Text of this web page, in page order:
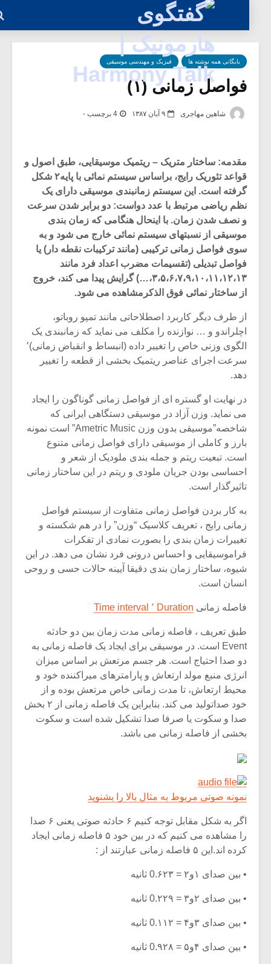
بایگانی همه نوشته ها فیزیک و مهندسی موسیقی
فواصل زمانی (۱)
شاهین مهاجری ۹ آبان ۱۳۸۷ 4 برچسب -
مقدمه: ساختار متریک – ریتمیک موسیقایی، طبق اصول و
قواعد تئوریک رایج، براساس سیستم نمائی با پایه۲ شکل
گرفته است. این سیستم زمانبندی موسیقی دارای یک
نظم ریاضی مرتبط با عدد دواست: دو برابر شدن سرعت
و نصف شدن زمان. با اینحال هنگامی که زمان بندی
موسیقی از نسبتهای سیستم نمائی خارج می شود و به
سوی فواصل زمانی ترکیبی (مانند ترکیبات نقطه دار) یا
فواصل تبدیلی (تقسیمات مضرب اعداد فرد مانند
۳،۵،۶،۷،۹،۱۰،۱۱،۱۲،۱۳،…) گرایش پیدا می کند، خروج
از ساختار نمائی فوق الذکرمشاهده می شود.
از طرف دیگر کاربرد اصطلاحاتی مانند تمپو روباتو،
اچلراندو و … نوازنده را مکلف می نماید که زمانبندی یک
الگوی وزنی خاص را تغییر داده (انبساط و انقباض زمانی)٬
سرعت اجرای عناصر ریتمیک بخشی از قطعه را تغییر
در نهایت او گستره ای از فواصل زمانی گوناگون را ایجاد
می نماید. وزن آزاد در موسیقی دستگاهی ایرانی که
شاخصه”موسیقی بدون وزن Ametric Music” است نمونه
بارز و کاملی از موسیقی دارای فواصل زمانی متنوع
است. تبعیت ریتم و جمله بندی ملودیک از شعر و
احساسی بودن جریان ملودی و ریتم در این ساختار زمانی
تاثیرگذار است.
به کار بردن فواصل زمانی متفاوت از سیستم فواصل
زمانی رایج ، تعریف کلاسیک “وزن” را در هم شکسته و
تغییرات زمان بندی را بصورت نمادی از تفکرات
فراموسیقایی و احساس درونی فرد نشان می دهد. در این
شیوه، ساختار زمان بندی دقیقا آیینه حالات حسی و روحی
انسان است.
فاصله زمانی Duration ٬ Time interval
طبق تعریف ، فاصله زمانی مدت زمان بین دو حادثه
Event است. در موسیقی برای ایجاد یک فاصله زمانی به
دو صدا احتیاج است. هر جسم مرتعش بر اساس میزان
انرژی منبع مولد ارتعاش و پارامترهای میراکننده خود و
محیط ارتعاش، تا مدت زمانی خاص مرتعش بوده و از
خود صداتولید می کند. بنابراین یک فاصله زمانی از ۲ بخش
صدا و سکوت یا صرفا صدا تشکیل شده است و سکوت
بخشی از فاصله زمانی می باشد.
نمونه صوتی مربوط به مثال بالا را بشنوید
اگر به شکل مقابل توجه کنیم ۶ حادثه صوتی یعنی ۶ صدا
را مشاهده می کنیم که در بین خود ۵ فاصله زمانی ایجاد
کرده اند.این ۵ فاصله زمانی عبارتند از :
• بین صدای ۱و۲ = 0.۶۲۳ ثانیه
• بین صدای ۲و۳ = 0.۲۲۹ ثانیه
• بین صدای ۳و۴ = 0.۱۱۲ ثانیه
• بین صدای ۴و۵ = 0.۹۲۸ ثانیه
میکلوش روژا
یادداشتی بر موسیقی
متن فیلم «متری
اگر نمی توانی
بدنام ترین باش